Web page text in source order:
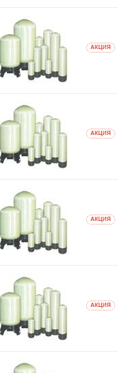
AКЦИЯ
AКЦИЯ
AКЦИЯ
AКЦИЯ